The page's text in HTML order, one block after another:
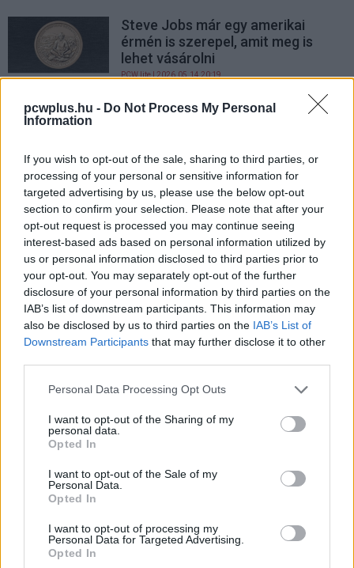
pcwplus.hu - Do Not Process My Personal
Information
If you wish to opt-out of the sale, sharing to third parties, or
processing of your personal or sensitive information for
targeted advertising by us, please use the below opt-out
section to confirm your selection. Please note that after your
opt-out request is processed you may continue seeing
interest-based ads based on personal information utilized by
us or personal information disclosed to third parties prior to
your opt-out. You may separately opt-out of the further
disclosure of your personal information by third parties on the
IAB’s list of downstream participants. This information may
also be disclosed by us to third parties on the IAB’s List of
Downstream Participants that may further disclose it to other
Please note that this website/app uses one or more Google
not limited to your visit or usage behaviour. You may click to
grant or deny consent to Google and its third-party tags to
use your data for below specified purposes in below Google
consent section.
Personal Data Processing Opt Outs
I want to opt-out of the Sharing of my
personal data.
Opted In
I want to opt-out of the Sale of my
Personal Data.
Opted In
I want to opt-out of processing my
Personal Data for Targeted Advertising.
Opted In
Steve Jobs már egy amerikai
érmén is szerepel, amit meg is
lehet vásárolni
PCW.lite | 2026.05.14 20:19